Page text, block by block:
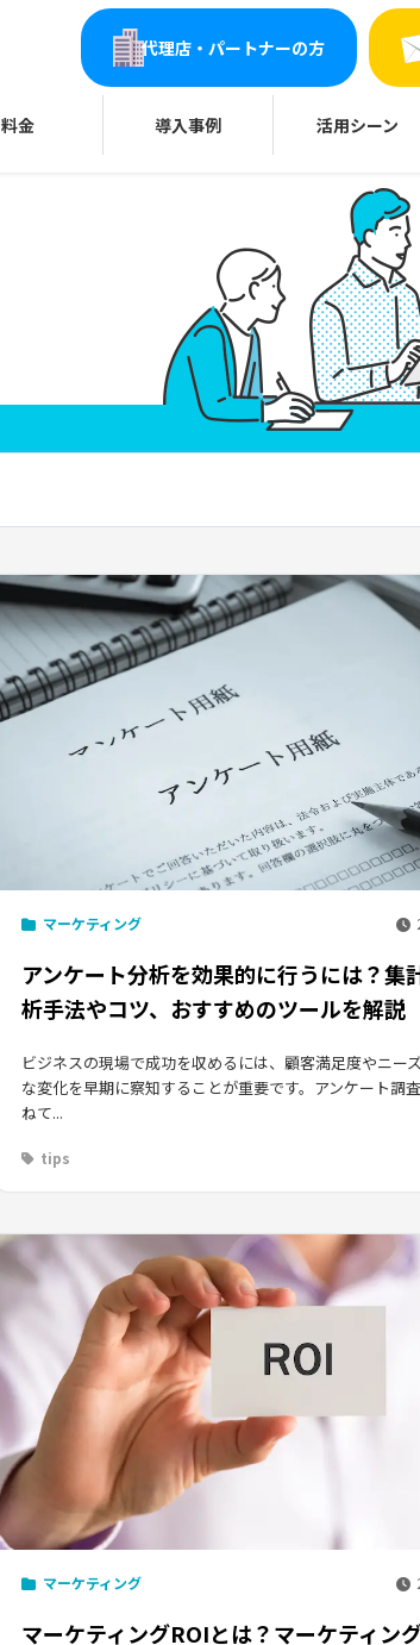
代理店・パートナーの方
料金 導入事例 活用シーン
マーケティング
アンケート分析を効果的に行うには？集
析手法やコツ、おすすめのツールを解説
ビジネスの現場で成功を収めるには、顧客満足度やニー
な変化を早期に察知することが重要です。アンケート調
ねて...
tips
マーケティング
マーケティングROIとは？マーケティン